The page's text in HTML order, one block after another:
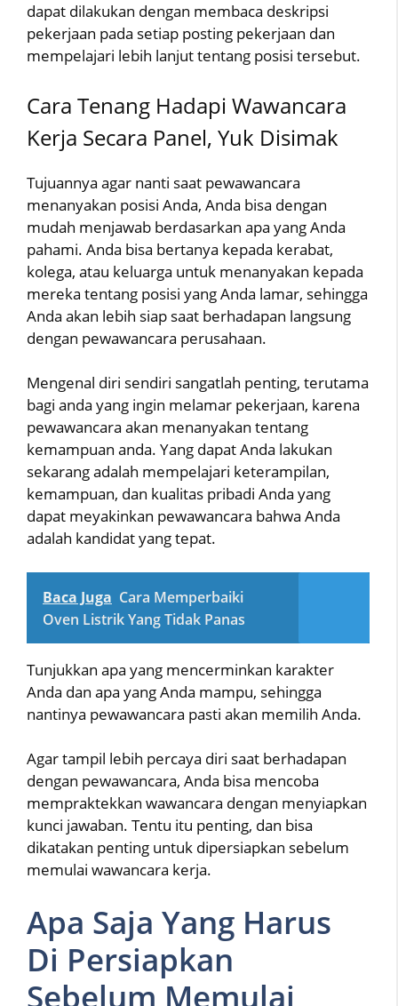
dapat dilakukan dengan membaca deskripsi
pekerjaan pada setiap posting pekerjaan dan
mempelajari lebih lanjut tentang posisi tersebut.
Cara Tenang Hadapi Wawancara
Kerja Secara Panel, Yuk Disimak
Tujuannya agar nanti saat pewawancara
menanyakan posisi Anda, Anda bisa dengan
mudah menjawab berdasarkan apa yang Anda
pahami. Anda bisa bertanya kepada kerabat,
kolega, atau keluarga untuk menanyakan kepada
mereka tentang posisi yang Anda lamar, sehingga
Anda akan lebih siap saat berhadapan langsung
dengan pewawancara perusahaan.
Mengenal diri sendiri sangatlah penting, terutama
bagi anda yang ingin melamar pekerjaan, karena
pewawancara akan menanyakan tentang
kemampuan anda. Yang dapat Anda lakukan
sekarang adalah mempelajari keterampilan,
kemampuan, dan kualitas pribadi Anda yang
dapat meyakinkan pewawancara bahwa Anda
adalah kandidat yang tepat.
Baca Juga Cara Memperbaiki
Oven Listrik Yang Tidak Panas
Tunjukkan apa yang mencerminkan karakter
Anda dan apa yang Anda mampu, sehingga
nantinya pewawancara pasti akan memilih Anda.
Agar tampil lebih percaya diri saat berhadapan
dengan pewawancara, Anda bisa mencoba
mempraktekkan wawancara dengan menyiapkan
kunci jawaban. Tentu itu penting, dan bisa
dikatakan penting untuk dipersiapkan sebelum
memulai wawancara kerja.
Apa Saja Yang Harus
Di Persiapkan
Sebelum Memulai